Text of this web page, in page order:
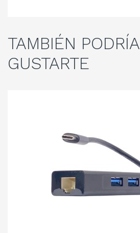
TAMBIÉN PODRÍA
GUSTARTE